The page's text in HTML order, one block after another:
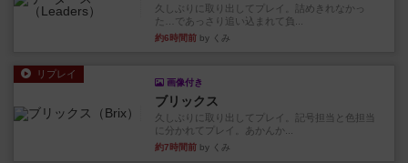
久しぶりに取り出してプレイ。詰めきれなかっ
た…であっさり追い込まれて負...
約6時間前 by くみ
リプレイ
画像付き
ブリックス
久しぶりに取り出してプレイ。記号担当と色担当
に分かれてプレイ。あかんか...
約7時間前 by くみ